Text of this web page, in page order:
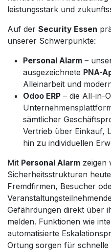
leistungsstark und
Auf der Security Essen
unserer Schwerpunkte:
Personal Alarm –
ausgezeichnete PNA-
Alleinarbeit und
Odoo ERP – die All-in-
sämtlicher
Vertrieb über Einkauf,
hin zu individuellen
Mit Personal Alarm zeigen
Sicherheitsstrukturen
Fremdfirmen, Besucher
Gefährdungen direkt über
melden. Funktionen wie
automatisierte
Ortung sorgen für